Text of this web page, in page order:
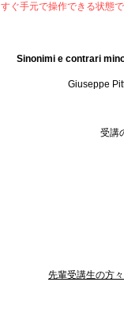
すぐ手元で操作できる状態
Sinonimi e contrari
Giuseppe
受講
先輩受講生の方